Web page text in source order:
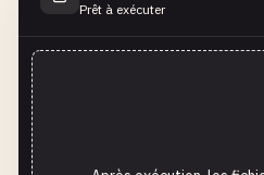
Prêt à exécuter